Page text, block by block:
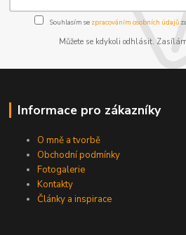
Souhlasím se zpracováním osobních údajů
Můžete se kdykoli odhlásit.
Informace pro zákazníky
O mně a tvorbě
Obchodní podmínky
Fotogalerie
Kontakty
Články a inspirace